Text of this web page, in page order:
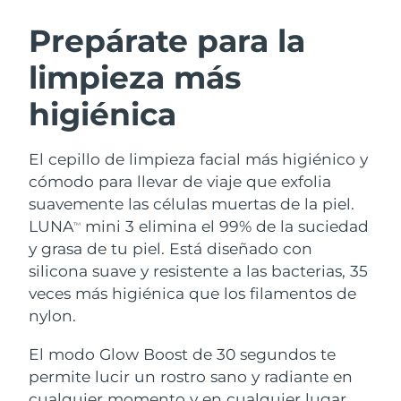
Prepárate para la
limpieza más
higiénica
El cepillo de limpieza facial más higiénico y
cómodo para llevar de viaje que exfolia
suavemente las células muertas de la piel.
LUNATM
mini 3 elimina el 99% de la suciedad
y grasa de tu piel. Está diseñado con
silicona suave y resistente a las bacterias, 35
veces más higiénica que los filamentos de
nylon.
El modo Glow Boost de 30 segundos te
permite lucir un rostro sano y radiante en
Limpieza facial
Anti-aging massage
LUNA™ 4 Plus
Massage, LED heating
Microcurrent toning
BEAR™ 2 go
Microcurrent toning on-the-go
Hidratación
UFO™ 3 pack
Deep facial hydration
Near-infrared and red light therapy
device
Cuidado bucal
issa™ 4
Hybrid silicone sonic toothbrush
Smart hybrid silicone sonic toothbrush
TRATAMIENTO ANTIEDAD FAQ™
Antiedad Tratamientos LED
Austria Entrega prevista
Baréin Entrega prevista
Bélgica
Bermudas Entrega prevista14/08/26
Bosnia y Herzegovina Entrega prevista 11/08/26
Bulgaria Entrega prevista8/08/26
Canadá
Chile Entrega prevista 12/08/26